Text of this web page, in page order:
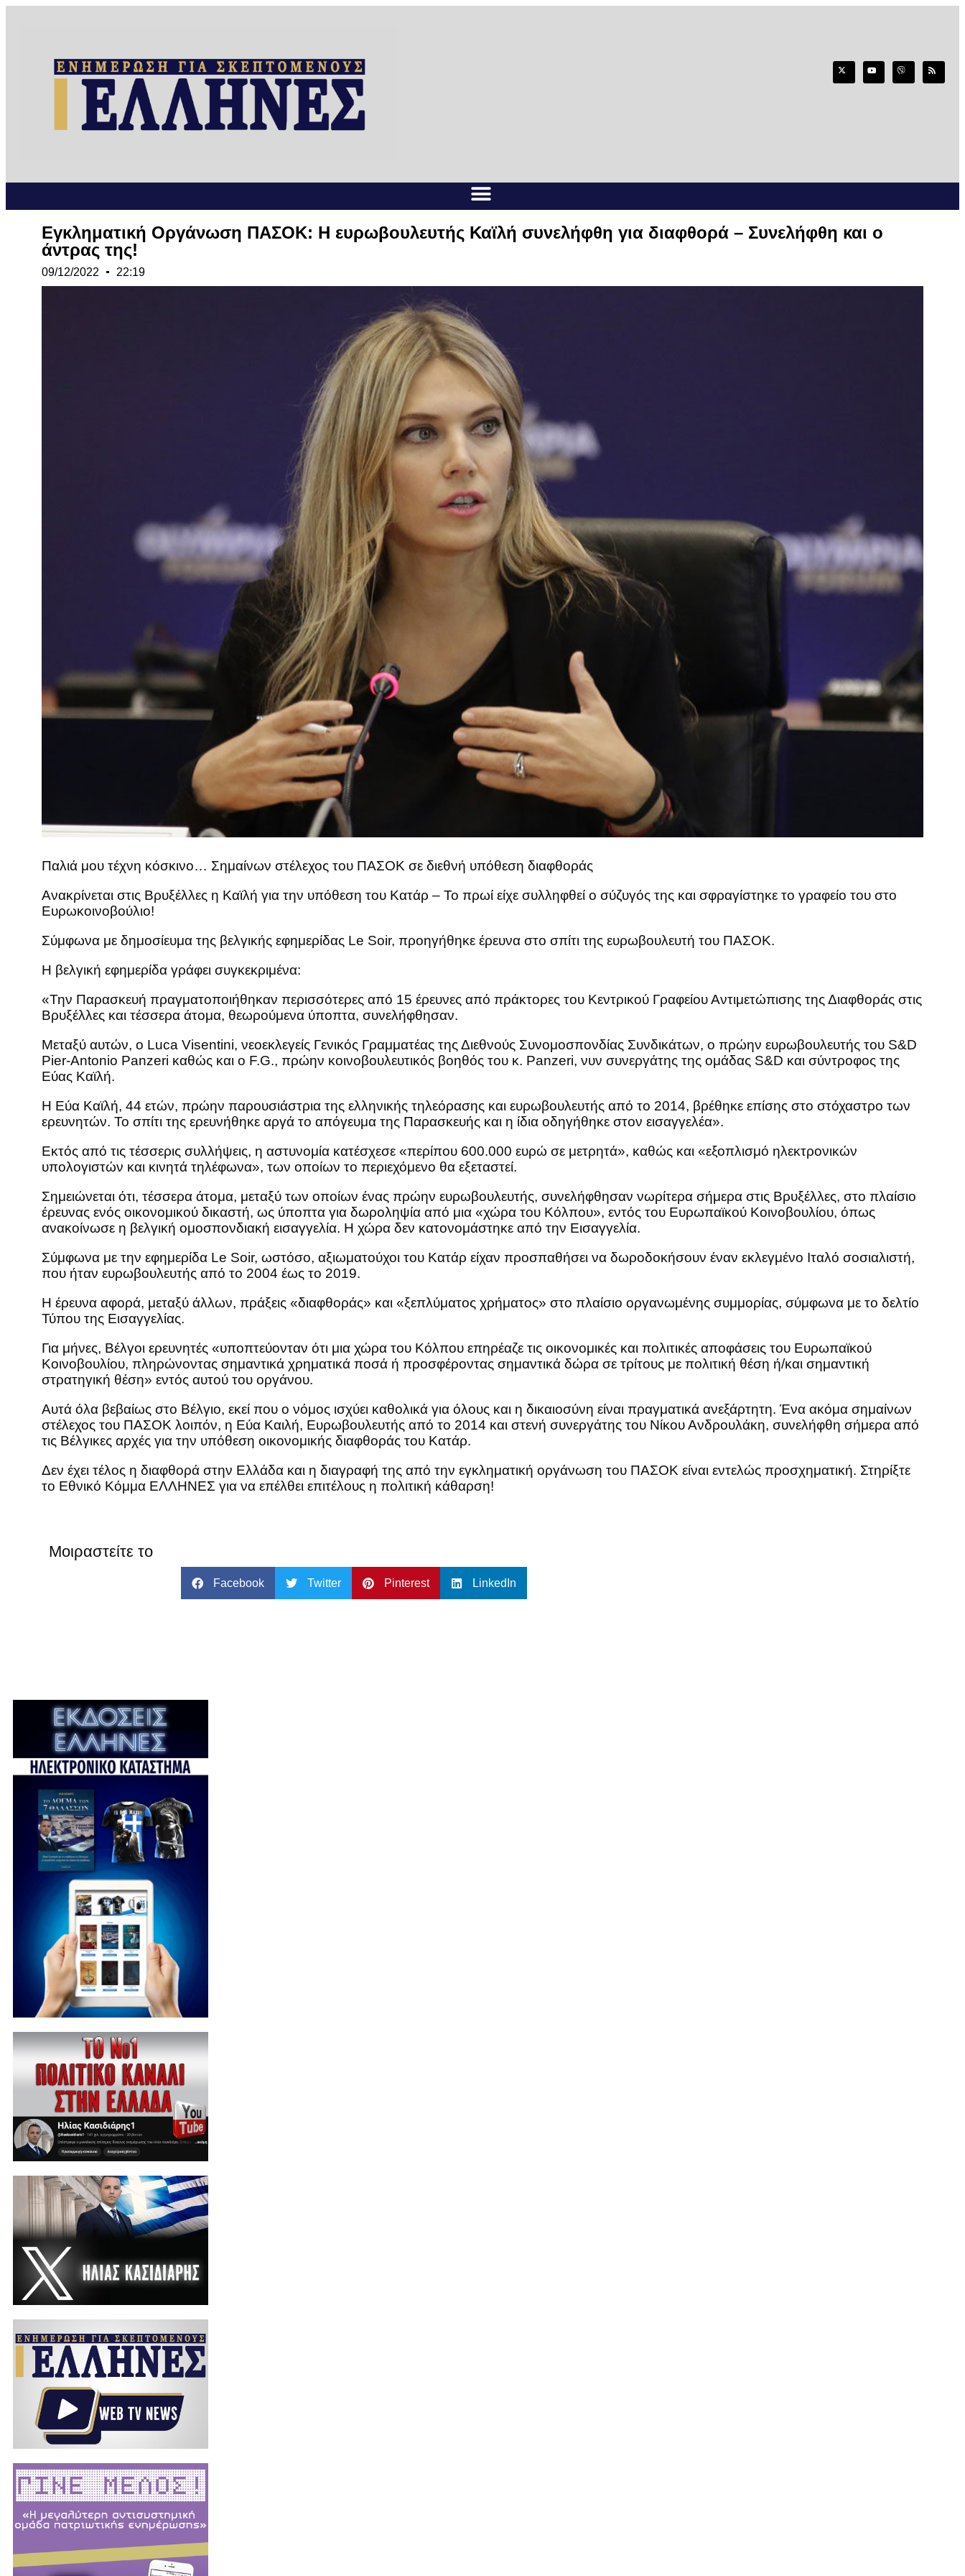
Εγκληματική Οργάνωση ΠΑΣΟΚ: Η ευρωβουλευτής Καϊλή συνελήφθη για διαφθορά – Συνελήφθη και ο
άντρας της!
09/12/2022 22:19
Παλιά μου τέχνη κόσκινο… Σημαίνων στέλεχος του ΠΑΣΟΚ σε διεθνή υπόθεση διαφθοράς
Ανακρίνεται στις Βρυξέλλες η Καϊλή για την υπόθεση του Κατάρ – Το πρωί είχε συλληφθεί ο σύζυγός της και σφραγίστηκε το γραφείο του στο
Ευρωκοινοβούλιο!
Σύμφωνα με δημοσίευμα της βελγικής εφημερίδας Le Soir, προηγήθηκε έρευνα στο σπίτι της ευρωβουλευτή του ΠΑΣΟΚ.
Η βελγική εφημερίδα γράφει συγκεκριμένα:
«Την Παρασκευή πραγματοποιήθηκαν περισσότερες από 15 έρευνες από πράκτορες του Κεντρικού Γραφείου Αντιμετώπισης της Διαφθοράς στις
Βρυξέλλες και τέσσερα άτομα, θεωρούμενα ύποπτα, συνελήφθησαν.
Μεταξύ αυτών, ο Luca Visentini, νεοεκλεγείς Γενικός Γραμματέας της Διεθνούς Συνομοσπονδίας Συνδικάτων, ο πρώην ευρωβουλευτής του S&D
Pier-Antonio Panzeri καθώς και ο F.G., πρώην κοινοβουλευτικός βοηθός του κ. Panzeri, νυν συνεργάτης της ομάδας S&D και σύντροφος της
Εύας Καϊλή.
Η Εύα Καϊλή, 44 ετών, πρώην παρουσιάστρια της ελληνικής τηλεόρασης και ευρωβουλευτής από το 2014, βρέθηκε επίσης στο στόχαστρο των
ερευνητών. Το σπίτι της ερευνήθηκε αργά το απόγευμα της Παρασκευής και η ίδια οδηγήθηκε στον εισαγγελέα».
Εκτός από τις τέσσερις συλλήψεις, η αστυνομία κατέσχεσε «περίπου 600.000 ευρώ σε μετρητά», καθώς και «εξοπλισμό ηλεκτρονικών
υπολογιστών και κινητά τηλέφωνα», των οποίων το περιεχόμενο θα εξεταστεί.
Σημειώνεται ότι, τέσσερα άτομα, μεταξύ των οποίων ένας πρώην ευρωβουλευτής, συνελήφθησαν νωρίτερα σήμερα στις Βρυξέλλες, στο πλαίσιο
έρευνας ενός οικονομικού δικαστή, ως ύποπτα για δωροληψία από μια «χώρα του Κόλπου», εντός του Ευρωπαϊκού Κοινοβουλίου, όπως
ανακοίνωσε η βελγική ομοσπονδιακή εισαγγελία. Η χώρα δεν κατονομάστηκε από την Εισαγγελία.
Σύμφωνα με την εφημερίδα Le Soir, ωστόσο, αξιωματούχοι του Κατάρ είχαν προσπαθήσει να δωροδοκήσουν έναν εκλεγμένο Ιταλό σοσιαλιστή,
που ήταν ευρωβουλευτής από το 2004 έως το 2019.
Η έρευνα αφορά, μεταξύ άλλων, πράξεις «διαφθοράς» και «ξεπλύματος χρήματος» στο πλαίσιο οργανωμένης συμμορίας, σύμφωνα με το δελτίο
Τύπου της Εισαγγελίας.
Για μήνες, Βέλγοι ερευνητές «υποπτεύονταν ότι μια χώρα του Κόλπου επηρέαζε τις οικονομικές και πολιτικές αποφάσεις του Ευρωπαϊκού
Κοινοβουλίου, πληρώνοντας σημαντικά χρηματικά ποσά ή προσφέροντας σημαντικά δώρα σε τρίτους με πολιτική θέση ή/και σημαντική
στρατηγική θέση» εντός αυτού του οργάνου.
Αυτά όλα βεβαίως στο Βέλγιο, εκεί που ο νόμος ισχύει καθολικά για όλους και η δικαιοσύνη είναι πραγματικά ανεξάρτητη. Ένα ακόμα σημαίνων
στέλεχος του ΠΑΣΟΚ λοιπόν, η Εύα Καιλή, Ευρωβουλευτής από το 2014 και στενή συνεργάτης του Νίκου Ανδρουλάκη, συνελήφθη σήμερα από
τις Βέλγικες αρχές για την υπόθεση οικονομικής διαφθοράς του Κατάρ.
Δεν έχει τέλος η διαφθορά στην Ελλάδα και η διαγραφή της από την εγκληματική οργάνωση του ΠΑΣΟΚ είναι εντελώς προσχηματική. Στηρίξτε
το Εθνικό Κόμμα ΕΛΛΗΝΕΣ για να επέλθει επιτέλους η πολιτική κάθαρση!
Μοιραστείτε το
Facebook Twitter Pinterest LinkedIn